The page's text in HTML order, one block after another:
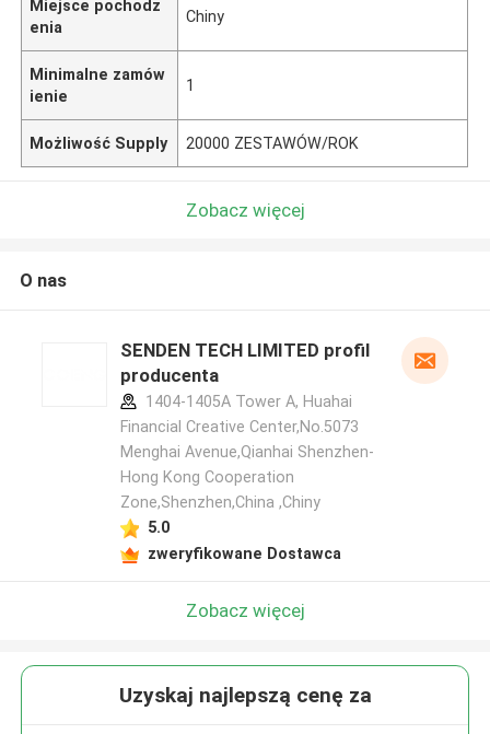
Miejsce pochodz
enia
Chiny
Minimalne zamów
ienie
1
Możliwość Supply 20000 ZESTAWÓW/ROK
Zobacz więcej
O nas
SENDEN TECH LIMITED profil
producenta
1404-1405A Tower A, Huahai
Financial Creative Center,No.5073
Menghai Avenue,Qianhai Shenzhen-
Hong Kong Cooperation
Zone,Shenzhen,China ,Chiny
5.0
zweryfikowane Dostawca
Zobacz więcej
Uzyskaj najlepszą cenę za